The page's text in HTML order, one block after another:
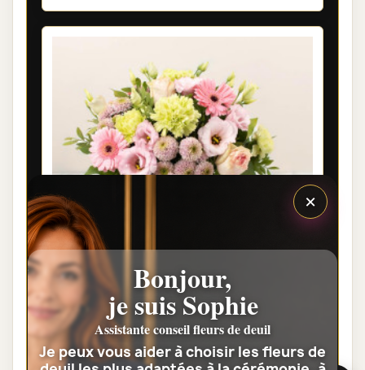
BOUQUET DE FLEURS DEUIL PARIS -
SOUVENIR FLEURI
42,00 €
×
Bonjour,
je suis Sophie
Assistante conseil fleurs de deuil
Je peux vous aider à choisir les fleurs de